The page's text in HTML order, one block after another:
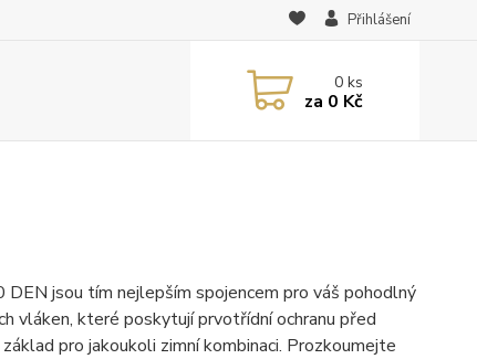
Přihlášení
0ks
za 0 Kč
jsou tím nejlepším spojencem pro váš pohodlný
vláken, které poskytují prvotřídní ochranu před
pro jakoukoli zimní kombinaci. Prozkoumejte